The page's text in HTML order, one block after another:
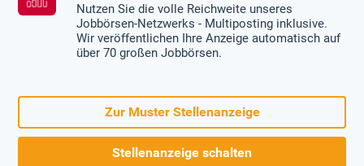
Nutzen Sie die volle Reichweite unseres
Jobbörsen-Netzwerks - Multiposting inklusive.
Wir veröffentlichen Ihre Anzeige automatisch auf
über 70 großen Jobbörsen.
Zur Muster Stellenanzeige
Stellenanzeige schalten